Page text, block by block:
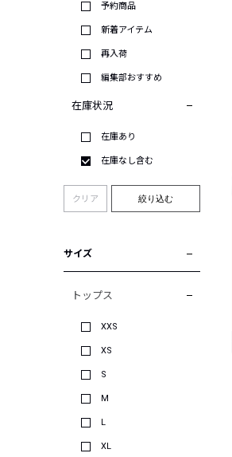
予約商品
新着アイテム
再入荷
編集部おすすめ
在庫状況
在庫あり
在庫なし含む
クリア 絞り込む
サイズ
トップス
XXS
XS
S
M
L
XL